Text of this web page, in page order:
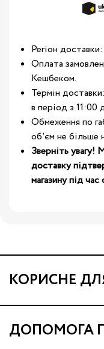
Регіон
Оплата
Кешбеком.
Термін
в період з 11:00
Обмеження по
об'єм не більше
Зверніть увагу!
доставку
магазину під
КОРИСНЕ
Про МА та
Програма Ма
ДОПОМОГА